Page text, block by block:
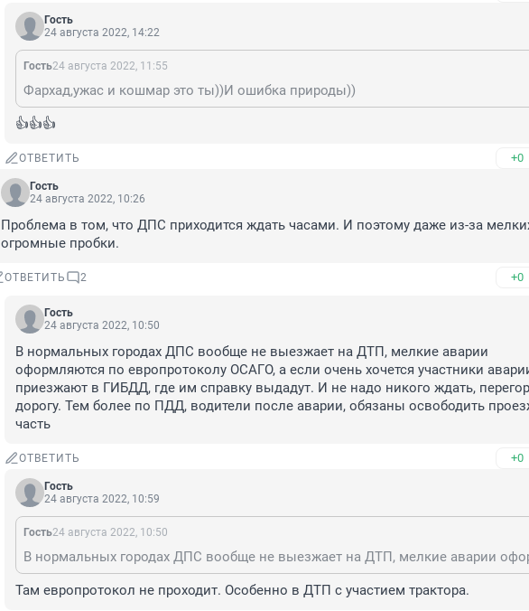
Гость
24 августа 2022, 14:22
Гость24 августа 2022, 11:55
Фархад,ужас и кошмар это ты))И ошибка природы))
👍👍👍
ОТВЕТИТЬ +0
Гость
24 августа 2022, 10:26
Проблема в том, что ДПС приходится ждать часами. И поэтому даже из-за
огромные пробки.
ОТВЕТИТЬ 2 +0
Гость
24 августа 2022, 10:50
В нормальных городах ДПС вообще не выезжает на ДТП, мелкие аварии
оформляются по европротоколу ОСАГО, а если очень хочется участники
приезжают в ГИБДД, где им справку выдадут. И не надо никого ждать,
дорогу. Тем более по ПДД, водители после аварии, обязаны освободить
часть
ОТВЕТИТЬ +0
Гость
24 августа 2022, 10:59
Гость24 августа 2022, 10:50
Там европротокол не проходит. Особенно в ДТП с участием трактора.